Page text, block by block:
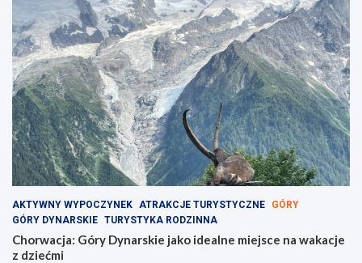
AKTYWNY WYPOCZYNEK ATRAKCJE TURYSTYCZNE
GÓRY
GÓRY DYNARSKIE TURYSTYKA RODZINNA
Chorwacja: Góry Dynarskie jako idealne miejsce na wakacje
z dziećmi